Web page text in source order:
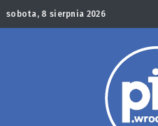
sobota, 8 sierpnia 2026